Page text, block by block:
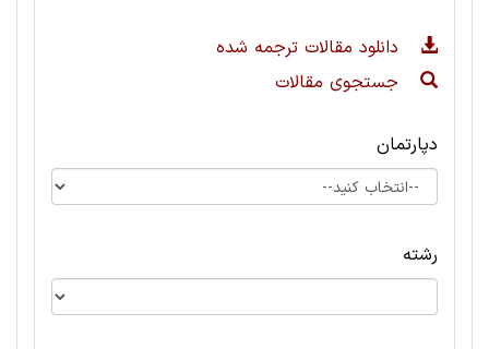
دانلود مقالات ترجمه شده
جستجوی مقالات
دپارتمان
رشته